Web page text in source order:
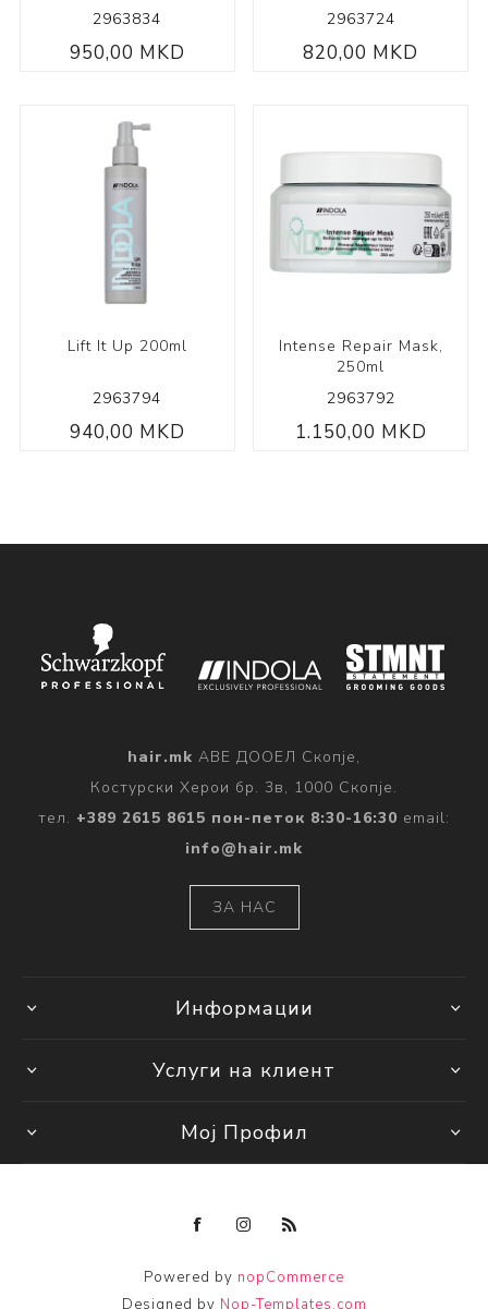
2963834
950,00 MKD
2963724
820,00 MKD
Lift It Up 200ml
2963794
940,00 MKD
Intense Repair Mask,
250ml
2963792
1.150,00 MKD
hair.mk АВЕ ДООЕЛ Скопје,
Костурски Херои бр. 3в, 1000 Скопје.
тел. +389 2615 8615 пон-петок 8:30-16:30 email:
info@hair.mk
ЗА НАС
Информации
Услуги на клиент
Мој Профил
Powered by nopCommerce
Designed by Nop-Templates.com